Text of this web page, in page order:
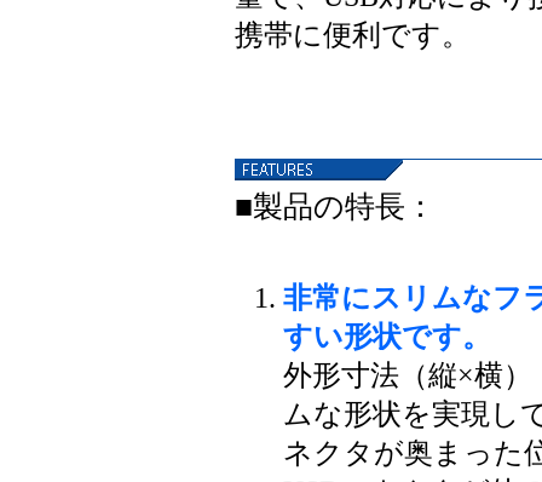
携帯に便利です。
■製品の特長：
非常にスリムなフ
すい形状です。
外形寸法（縦×横）
ムな形状を実現し
ネクタが奥まった